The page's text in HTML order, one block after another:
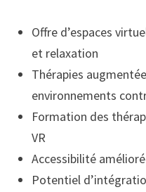
Offre d’espaces
et relaxation
Thérapies
environnements
Formation des
VR
Accessibilité
Potentiel